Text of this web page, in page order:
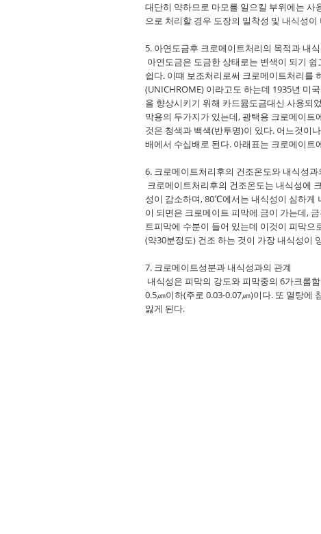
대단히 약하므로 마모를 일으킬 부위에는
으로 처리할 경우 도장의 밀착성 및 내식성
5. 아연도금후 크로메이트처리의 목적과 내
아연도금은 도금한 상태로는 변색이 되기
쉽다. 이떄 보조처리로써 크로메이트처리를
(UNICHROME) 이라고도 하는데 1935년 미
을 향상시키기 위해 카드뮴도금대신 사용되
막용의 두가지가 있는데, 광택용 크로메이
것은 청색과 백색(반투명)이 있다. 어느것이
배에서 수십배로 된다. 아래표는 크로메이
6. 크로메이트처리후의 건조온도와 내식성과
크로메이트처리후의 건조온도는 내식성에
성이 감소하며, 80℃에서는 내식성이 심하
이 되면은 크로메이트 피막에 금이 가는데,
트피막에 수분이 들어 있는데 이것이 피막
(약30분정도) 건조 하는 것이 가장 내식성이
7. 크로메이트성분과 내식성과의 관계
내식성은 피막의 강도와 피막중의 6가크롬
0.5㎛이하(주로 0.03-0.07㎛)이다. 또 열탕에
잃게 된다.